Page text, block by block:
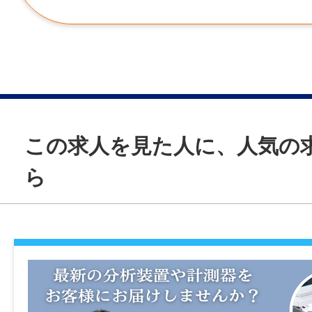
会社カレンダーにより、休日を決定してい
諸手当
通勤手当あり(月額 30,000円まで)
退職金制度あり(※規定あり)
家族手当あり(※規定あり)
社会保険完備（雇用・健康・労災・厚生）
時間外
この求人を見た人に、人気の
ら